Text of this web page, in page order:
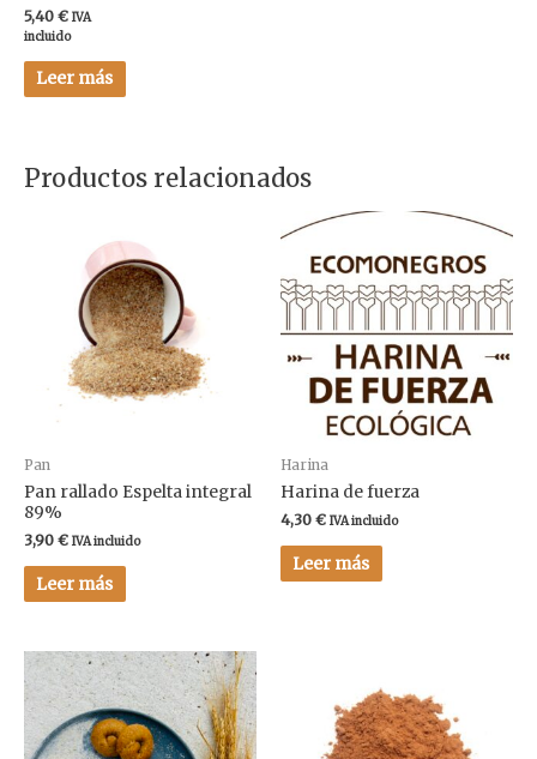
5,40 € IVA
incluido
Leer más
Productos relacionados
Pan
Pan rallado Espelta integral
89%
3,90 € IVA incluido
Leer más
Harina
Harina de fuerza
4,30 € IVA incluido
Leer más